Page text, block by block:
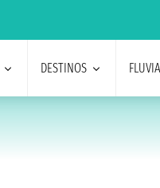
DESTINOS